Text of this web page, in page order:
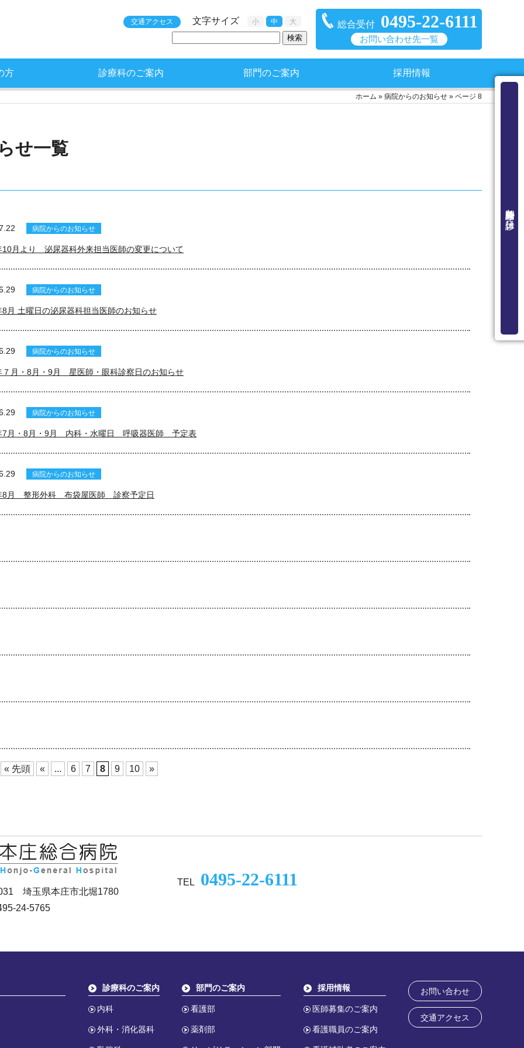
交通アクセス 文字サイズ 小 中 大 総合受付 0495-22-6111
お問い合わせ先一覧
方 診療科のご案内 部門のご案内 採用情報
ホーム » 病院からのお知らせ » ページ 8
外来診療時間と休診日
せ一覧
病院からのお知らせ
10月より 泌尿器科外来担当医師の変更について
病院からのお知らせ
8月 土曜日の泌尿器科担当医師のお知らせ
病院からのお知らせ
７月・8月・9月 星医師・眼科診察日のお知らせ
病院からのお知らせ
7月・8月・9月 内科・水曜日 呼吸器医師 予定表
病院からのお知らせ
8月 整形外科 布袋屋医師 診察予定日
« 先頭 « ... 6 7 8 9 10 »
埼玉県本庄市北堀1780
24-5765
TEL 0495-22-6111
診療科のご案内
内科
外科・消化器科
部門のご案内
看護部
薬剤部
採用情報
医師募集のご案内
看護職員のご案内
お問い合わせ
交通アクセス